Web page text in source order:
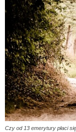
Czy od 13 emerytury płaci